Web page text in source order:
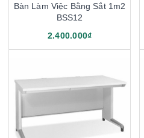
Bàn Làm Việc Bằng Sắt 1m2
BSS12
2.400.000₫